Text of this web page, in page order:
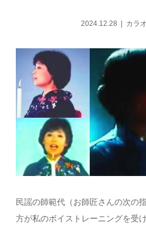
2024.12.28 カラ
民謡の師範代（お師匠さんの次の
方が私のボイストレーニングを受